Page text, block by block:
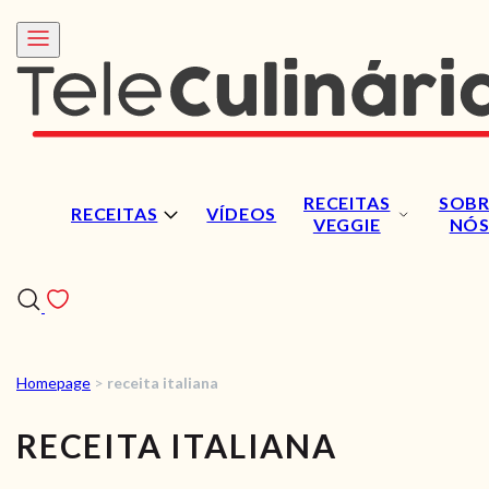
RECEITAS VÍDEOS
RECEITAS
VEGGIE
NÓS
VÍDEOS
Homepage > receita italiana
RECEITA ITALIANA